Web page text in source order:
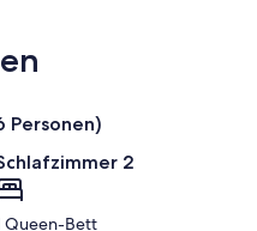
Personen)
2
Queen-Bett